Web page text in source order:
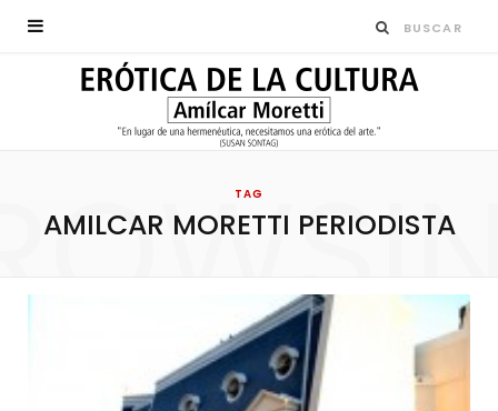
TAG
AMILCAR MORETTI PERIODISTA